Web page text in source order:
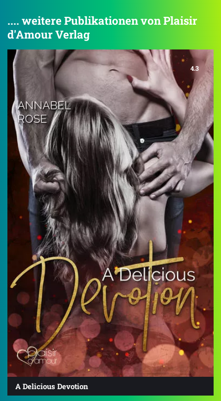
.... weitere Publikationen von Plaisir
d'Amour Verlag
4.3
A Delicious Devotion